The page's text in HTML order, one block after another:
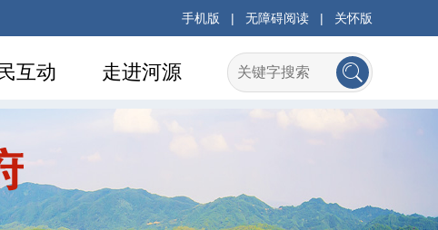
手机版 | 无障碍阅读 | 关怀版
走进河源
互动